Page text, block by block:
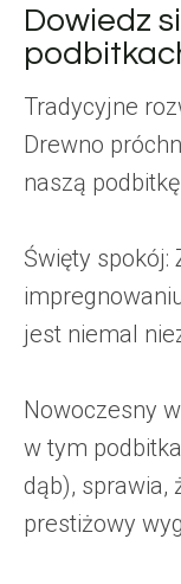
Dowiedz
Tradycyjne
Drewno
naszą
Święty
jest niemal
Nowoczesny
w tym
dąb), sprawia,
prestiżowy